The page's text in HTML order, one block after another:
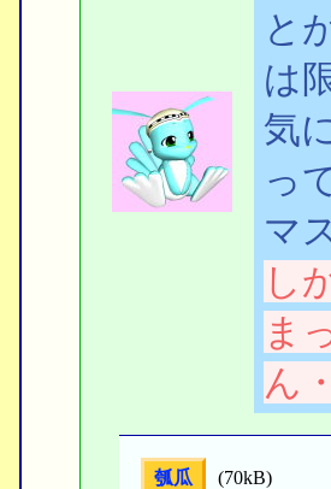
と
は
気
っ
マ
し
ま
ん
瓠瓜 (70kB)